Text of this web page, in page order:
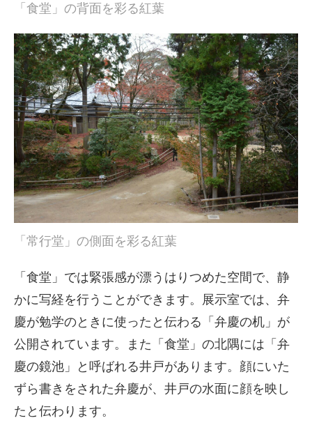
「食堂」の背面を彩る紅葉
「常行堂」の側面を彩る紅葉
「食堂」では緊張感が漂うはりつめた空間で、静
かに写経を行うことができます。展示室では、弁
慶が勉学のときに使ったと伝わる「弁慶の机」が
公開されています。また「食堂」の北隅には「弁
慶の鏡池」と呼ばれる井戸があります。顔にいた
ずら書きをされた弁慶が、井戸の水面に顔を映し
たと伝わります。